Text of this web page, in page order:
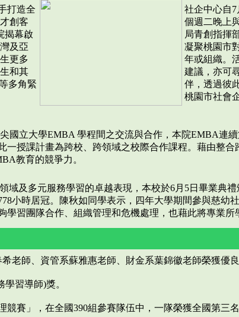
打造全
創客
揭幕啟
及亞
更多
和其
多角緊
社企中心自
個週二晚上
局青創指揮
凝聚桃園市
年或組織。
建議，亦可
伴，透過彼
桃園市社會
國立大學EMBA 學程間之交流與合作，本院EMBA連
授課計畫為跨校、跨領域之校際合作課程。藉由整合
教育的競爭力。
域及多元服務學習的卓越表現，本校於6月5日畢業典
小時居冠。陳秋如同學表示，四年大學期間參與慈幼
習團隊合作、組織管理和危機處理，也藉此將專業所
老師、資管系蘇雅惠老師、財金系葉錦徽老師榮獲優良
習導師)獎。
賽」，在全國390組參賽隊伍中，一隊榮獲全國第三名